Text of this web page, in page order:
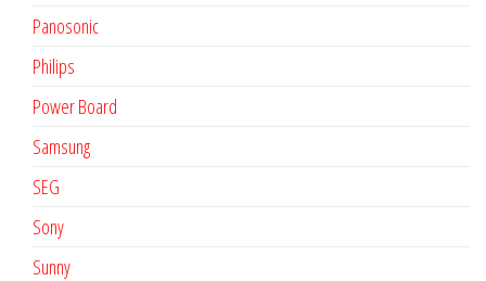
Panosonic
Philips
Power Board
Samsung
SEG
Sony
Sunny